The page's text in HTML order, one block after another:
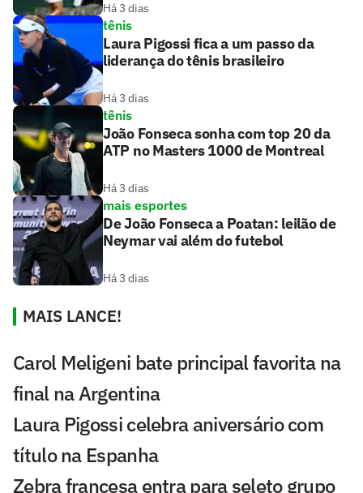
Há 3 dias
tênis
Laura Pigossi fica a um passo da
liderança do tênis brasileiro
Há 3 dias
tênis
João Fonseca sonha com top 20 da
ATP no Masters 1000 de Montreal
Há 3 dias
mais esportes
De João Fonseca a Poatan: leilão de
Neymar vai além do futebol
Há 3 dias
MAIS LANCE!
Carol Meligeni bate principal favorita na
final na Argentina
Laura Pigossi celebra aniversário com
título na Espanha
Zebra francesa entra para seleto grupo